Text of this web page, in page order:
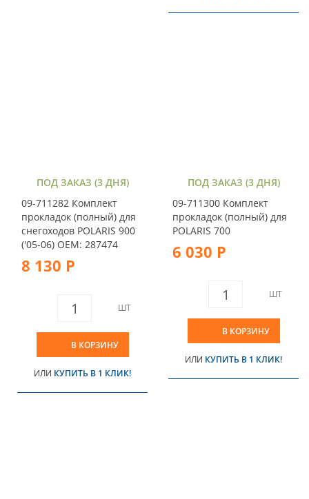
ПОД ЗАКАЗ (3 ДНЯ)
09-711282 Комплект
прокладок (полный) для
снегоходов POLARIS 900
('05-06) OEM: 287474
8 130 Р
ШТ
В КОРЗИНУ
ИЛИ КУПИТЬ В 1 КЛИК!
ПОД ЗАКАЗ (3 ДНЯ)
09-711300 Комплект
прокладок (полный) для
POLARIS 700
6 030 Р
ШТ
В КОРЗИНУ
ИЛИ КУПИТЬ В 1 КЛИК!